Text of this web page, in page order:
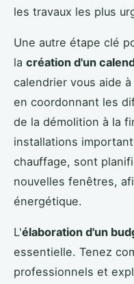
les travaux les plus
Une autre étape clé
la création d'un
calendrier vous aide
en coordonnant les
de la démolition à la
installations
chauffage, sont
nouvelles fenêtres,
énergétique.
L'élaboration d'un
essentielle. Tenez
professionnels et